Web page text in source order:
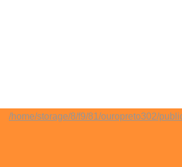
/home/storage/8/f9/81/ouropreto302/